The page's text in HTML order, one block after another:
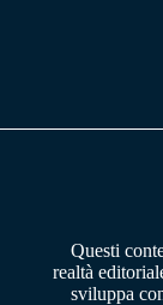
pp
Questi
realtà
sviluppa